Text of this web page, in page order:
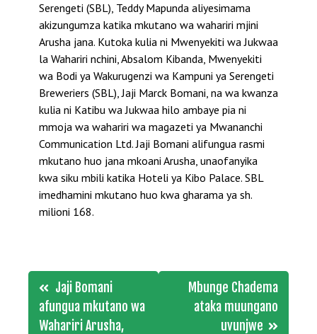
Serengeti (SBL), Teddy Mapunda aliyesimama
akizungumza katika mkutano wa wahariri mjini
Arusha jana. Kutoka kulia ni Mwenyekiti wa Jukwaa
la Wahariri nchini, Absalom Kibanda, Mwenyekiti
wa Bodi ya Wakurugenzi wa Kampuni ya Serengeti
Breweriers (SBL), Jaji Marck Bomani, na wa kwanza
kulia ni Katibu wa Jukwaa hilo ambaye pia ni
mmoja wa wahariri wa magazeti ya Mwananchi
Communication Ltd. Jaji Bomani alifungua rasmi
mkutano huo jana mkoani Arusha, unaofanyika
kwa siku mbili katika Hoteli ya Kibo Palace. SBL
imedhamini mkutano huo kwa gharama ya sh.
milioni 168.
Post
navigation
Jaji Bomani
afungua mkutano wa
Wahariri Arusha,
Mbunge Chadema
ataka muungano
uvunjwe